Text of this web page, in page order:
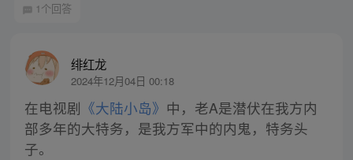
1个回答
绯红龙
2024年12月04日 00:18
在电视剧 《大陆小岛》 中，老A是潜伏在我方内
部多年的大特务，是我方军中的内鬼，特务头
子。